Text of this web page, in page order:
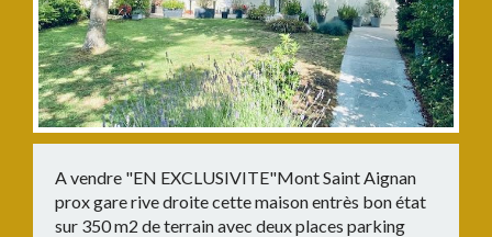
A vendre "EN EXCLUSIVITE"Mont Saint Aignan
prox gare rive droite cette maison entrès bon état
sur 350 m2 de terrain avec deux places parking